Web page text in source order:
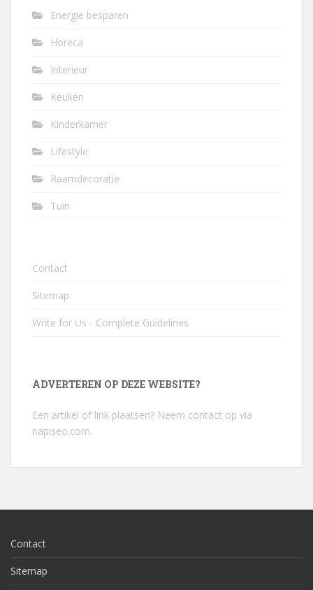
Energie besparen
Horeca
Interieur
Keuken
Kinderkamer
Lifestyle
Raamdecoratie
Tuin
Contact
Sitemap
Write for Us - Complete Guidelines
ADVERTEREN OP DEZE WEBSITE?
Een artikel of link plaatsen? Neem contact op via
napiseo.com.
Contact
Sitemap